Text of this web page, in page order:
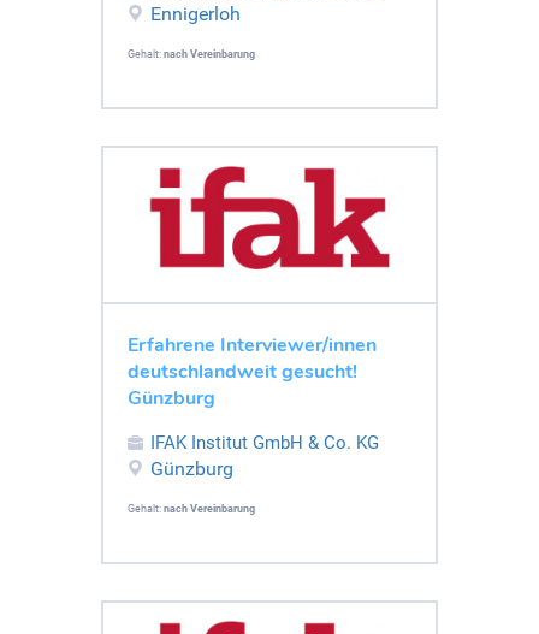
Ennigerloh
Gehalt: nach Vereinbarung
Erfahrene Interviewer/innen
deutschlandweit gesucht!
Günzburg
IFAK Institut GmbH & Co. KG
Günzburg
Gehalt: nach Vereinbarung